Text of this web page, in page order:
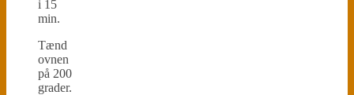
i 15
min.
Tænd
ovnen
på 200
grader.